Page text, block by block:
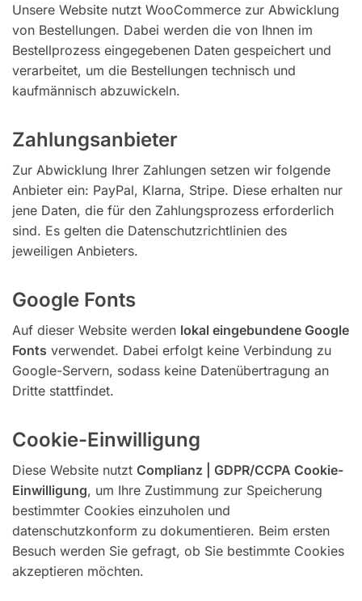
Unsere Website nutzt WooCommerce zur Abwicklung
von Bestellungen. Dabei werden die von Ihnen im
Bestellprozess eingegebenen Daten gespeichert und
verarbeitet, um die Bestellungen technisch und
kaufmännisch abzuwickeln.
Zahlungsanbieter
Zur Abwicklung Ihrer Zahlungen setzen wir folgende
Anbieter ein: PayPal, Klarna, Stripe. Diese erhalten nur
jene Daten, die für den Zahlungsprozess erforderlich
sind. Es gelten die Datenschutzrichtlinien des
jeweiligen Anbieters.
Google Fonts
Auf dieser Website werden lokal eingebundene Google
Fonts verwendet. Dabei erfolgt keine Verbindung zu
Google-Servern, sodass keine Datenübertragung an
Dritte stattfindet.
Cookie-Einwilligung
Diese Website nutzt Complianz | GDPR/CCPA Cookie-
Einwilligung, um Ihre Zustimmung zur Speicherung
bestimmter Cookies einzuholen und
datenschutzkonform zu dokumentieren. Beim ersten
Besuch werden Sie gefragt, ob Sie bestimmte Cookies
akzeptieren möchten.